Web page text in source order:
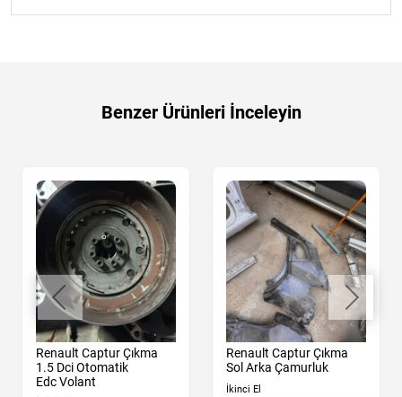
Benzer Ürünleri İnceleyin
Renault Captur Çıkma
1.5 Dci Otomatik
Edc Volant
Renault Captur Çıkma
Sol Arka Çamurluk
İkinci El